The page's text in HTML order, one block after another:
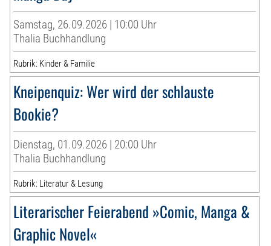
Samstag, 26.09.2026 | 10:00 Uhr
Thalia Buchhandlung
Rubrik: Kinder & Familie
Kneipenquiz: Wer wird der schlauste
Bookie?
Dienstag, 01.09.2026 | 20:00 Uhr
Thalia Buchhandlung
Rubrik: Literatur & Lesung
Literarischer Feierabend »Comic, Manga &
Graphic Novel«